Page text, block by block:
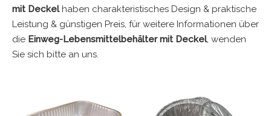
mit Deckelhaben charakteristisches Design & praktische
Leistung & günstigen Preis, für weitere Informationen über
die Einweg-Lebensmittelbehälter mit Deckel, wenden
Sie sich bitte an uns.